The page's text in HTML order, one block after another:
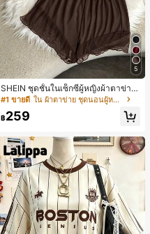
5
SHEIN ชุดชั้นในเซ็กซี่ผู้หญิงผ้าตาข่าย
มีโครงคัพบาง
#1 ขายดี ใน ผ้าตาข่าย ชุดนอนผู้หญิง
฿259